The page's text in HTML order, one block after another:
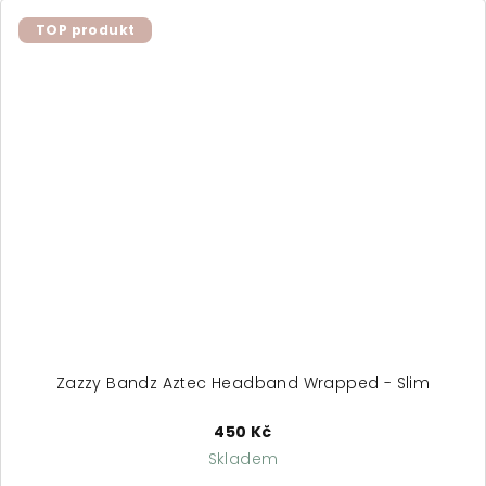
TOP produkt
Zazzy Bandz Aztec Headband Wrapped - Slim
450 Kč
Skladem